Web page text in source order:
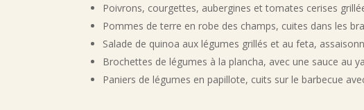
Poivrons, courgettes, aubergines et tomates cerises
Pommes de terre en robe des champs, cuites dans les
Salade de quinoa aux légumes grillés et au feta,
Brochettes de légumes à la plancha, avec une sauce au
Paniers de légumes en papillote, cuits sur le barbecue